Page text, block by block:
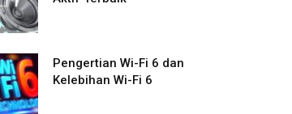
Pengertian Wi-Fi 6 dan
Kelebihan Wi-Fi 6